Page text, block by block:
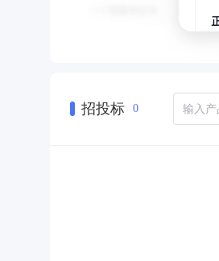
招投标 0